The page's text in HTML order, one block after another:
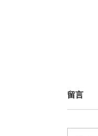
留言